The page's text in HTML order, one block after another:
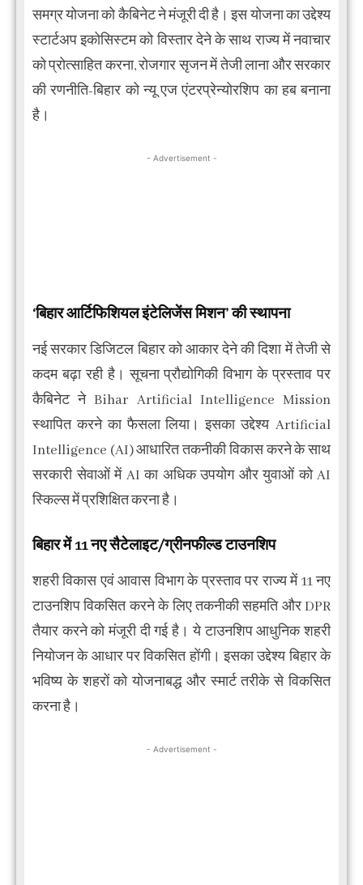
समग्र योजना को कैबिनेट ने मंजूरी दी है। इस योजना का उद्देश्य
स्टार्टअप इकोसिस्टम को विस्तार देने के साथ राज्य में नवाचार
को प्रोत्साहित करना, रोजगार सृजन में तेजी लाना और सरकार
की रणनीति-बिहार को न्यू एज एंटरप्रेन्योरशिप का हब बनाना
है।
- Advertisement -
‘बिहार आर्टिफिशियल इंटेलिजेंस मिशन’ की स्थापना
नई सरकार डिजिटल बिहार को आकार देने की दिशा में तेजी से
कदम बढ़ा रही है। सूचना प्रौद्योगिकी विभाग के प्रस्ताव पर
कैबिनेट ने Bihar Artificial Intelligence Mission
स्थापित करने का फैसला लिया। इसका उद्देश्य Artificial
Intelligence (AI) आधारित तकनीकी विकास करने के साथ
सरकारी सेवाओं में AI का अधिक उपयोग और युवाओं को AI
स्किल्स में प्रशिक्षित करना है।
बिहार में 11 नए सैटेलाइट/ग्रीनफील्ड टाउनशिप
शहरी विकास एवं आवास विभाग के प्रस्ताव पर राज्य में 11 नए
टाउनशिप विकसित करने के लिए तकनीकी सहमति और DPR
तैयार करने को मंजूरी दी गई है। ये टाउनशिप आधुनिक शहरी
नियोजन के आधार पर विकसित होंगी। इसका उद्देश्य बिहार के
भविष्य के शहरों को योजनाबद्ध और स्मार्ट तरीके से विकसित
करना है।
- Advertisement -